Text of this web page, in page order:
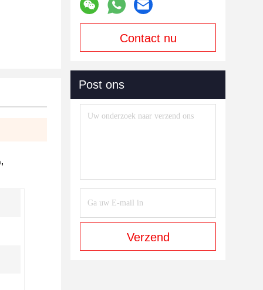
,
Contact nu
Post ons
Verzend